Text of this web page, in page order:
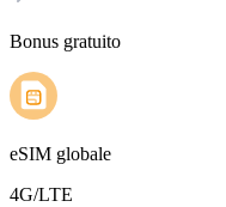
Bonus gratuito
eSIM globale
4G/LTE